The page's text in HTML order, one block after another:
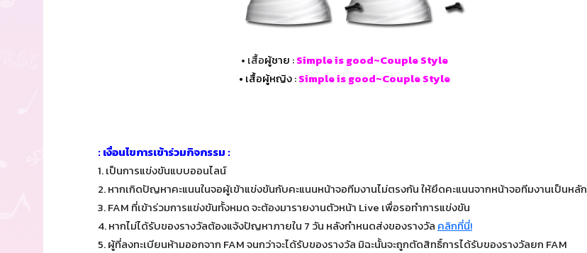
• เสื้อผู้ชาย :Simple is good~Couple Style
• เสื้อผู้หญิง :Simple is good~Couple Style
: เงื่อนไขการเข้าร่วมกิจกรรม :
1. เป็นการแข่งขันแบบออนไลน์
2. หากเกิดปัญหาคะแนนในจอผู้เข้าแข่งขันกับคะแนนหน้าจอทีมงานไม่ตรงกัน ให้ยึดคะแนนจากหน้าจอทีมงานเป็นหลัก
3. FAM ที่เข้าร่วมการแข่งขันทั้งหมด จะต้องมารายงานตัวหน้า Live เพื่อรอทำการแข่งขัน
4. หากไม่ได้รับของรางวัลต้องแจ้งปัญหาภายใน 7 วัน หลังกำหนดส่งของรางวัล คลิกที่นี่!
5. ผู้ที่ลงทะเบียนห้ามออกจาก FAM จนกว่าจะได้รับของรางวัล มิฉะนั้นจะถูกตัดสิทธิ์การได้รับของรางวัลยก FAM